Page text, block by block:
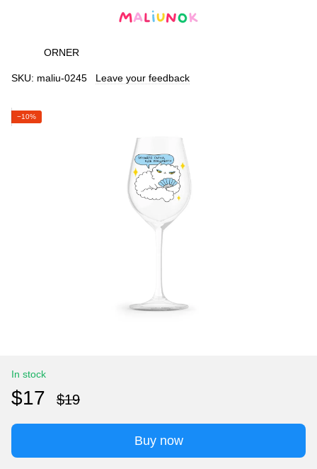
ORNER
SKU: maliu-0245 Leave your feedback
−10%
In stock
$17 $19
Buy now